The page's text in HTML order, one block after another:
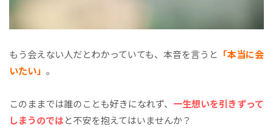
もう会えない人だとわかっていても、本音を言うと 「本当に会
いたい」 。
このままでは誰のことも好きになれず、 一生想いを引きずって
しまうのではと不安を抱えてはいませんか？